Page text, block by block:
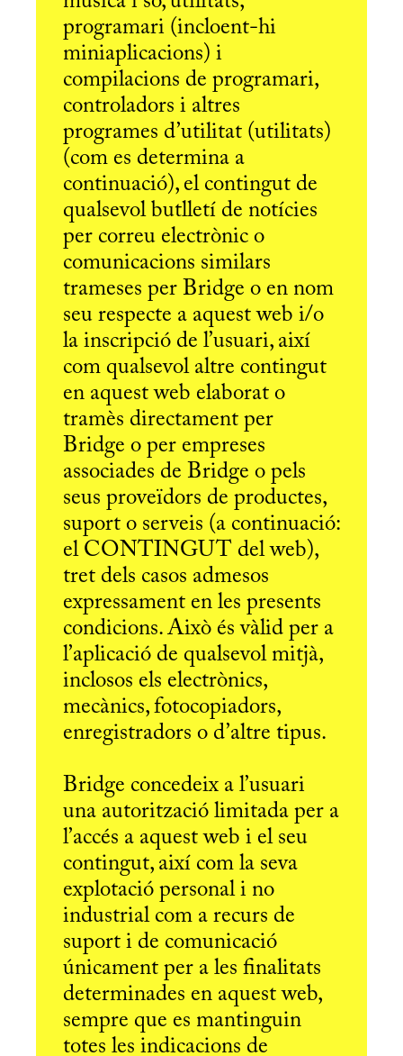
programari (incloent-hi
miniaplicacions) i
compilacions de programari,
controladors i altres
programes d’utilitat (utilitats)
(com es determina a
continuació), el contingut de
qualsevol butlletí de notícies
per correu electrònic o
comunicacions similars
trameses per Bridge o en nom
seu respecte a aquest web i/o
la inscripció de l’usuari, així
com qualsevol altre contingut
en aquest web elaborat o
tramès directament per
Bridge o per empreses
associades de Bridge o pels
seus proveïdors de productes,
suport o serveis (a continuació:
el CONTINGUT del web),
tret dels casos admesos
expressament en les presents
condicions. Això és vàlid per a
l’aplicació de qualsevol mitjà,
inclosos els electrònics,
mecànics, fotocopiadors,
enregistradors o d’altre tipus.
Bridge concedeix a l’usuari
una autorització limitada per a
l’accés a aquest web i el seu
contingut, així com la seva
explotació personal i no
industrial com a recurs de
suport i de comunicació
únicament per a les finalitats
determinades en aquest web,
sempre que es mantinguin
totes les indicacions de